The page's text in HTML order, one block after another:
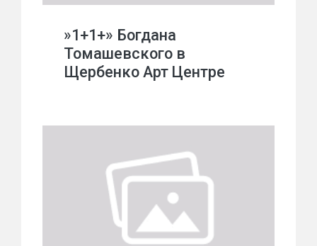
»1+1+» Богдана
Томашевского в
Щербенко Арт Центре